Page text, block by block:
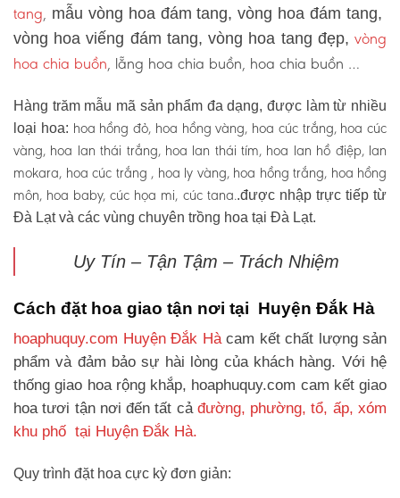
tang, mẫu vòng hoa đám tang, vòng hoa đám tang,
vòng hoa viếng đám tang, vòng hoa tang đẹp, vòng
hoa chia buồn, lẵng hoa chia buồn, hoa chia buồn …
Hàng trăm mẫu mã sản phẩm đa dạng, được làm từ nhiều
loại hoa: hoa hồng đỏ, hoa hồng vàng, hoa cúc trắng, hoa cúc
vàng, hoa lan thái trắng, hoa lan thái tím, hoa lan hồ điệp, lan
mokara, hoa cúc trắng , hoa ly vàng, hoa hồng trắng, hoa hồng
môn, hoa baby, cúc họa mi, cúc tana..được nhập trực tiếp từ
Đà Lạt và các vùng chuyên trồng hoa tại Đà Lạt.
Uy Tín – Tận Tậm – Trách Nhiệm
Cách đặt hoa giao tận nơi tại Huyện Đắk Hà
hoaphuquy.com Huyện Đắk Hàcam kết chất lượng sản
phẩm và đảm bảo sự hài lòng của khách hàng. Với hệ
thống giao hoa rộng khắp, hoaphuquy.com cam kết giao
hoa tươi tận nơi đến tất cả đường, phường, tổ, ấp, xóm
khu phố tại Huyện Đắk Hà.
Quy trình đặt hoa cực kỳ đơn giản: